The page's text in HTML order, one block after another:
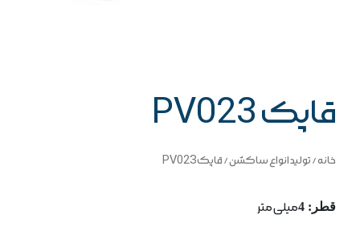
قاپک PV023
خانه/تولید انواع ساکشن/ قاپک PV023
قطر: 4 میلی متر